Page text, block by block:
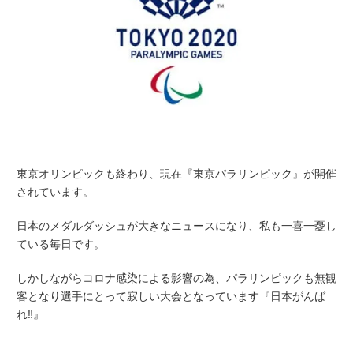
東京オリンピックも終わり、現在『東京パラリンピック』が開催
されています。
日本のメダルダッシュが大きなニュースになり、私も一喜一憂し
ている毎日です。
しかしながらコロナ感染による影響の為、パラリンピックも無観
客となり選手にとって寂しい大会となっています『日本がんば
れ‼ 』